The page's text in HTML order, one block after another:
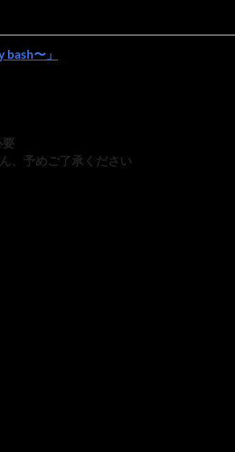
〜」
、予めご了承ください